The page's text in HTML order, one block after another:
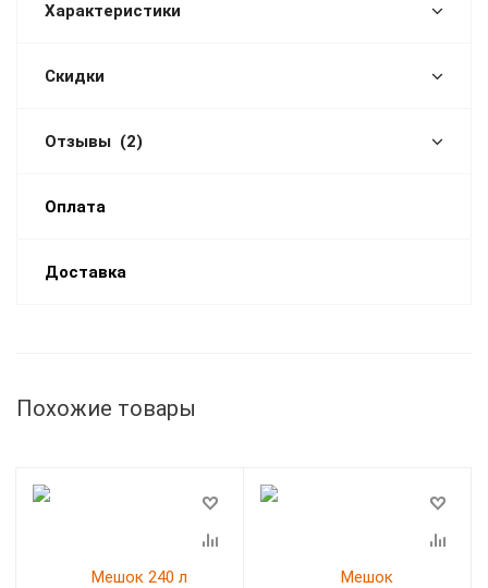
Характеристики
Скидки
Отзывы (2)
Оплата
Доставка
Похожие товары